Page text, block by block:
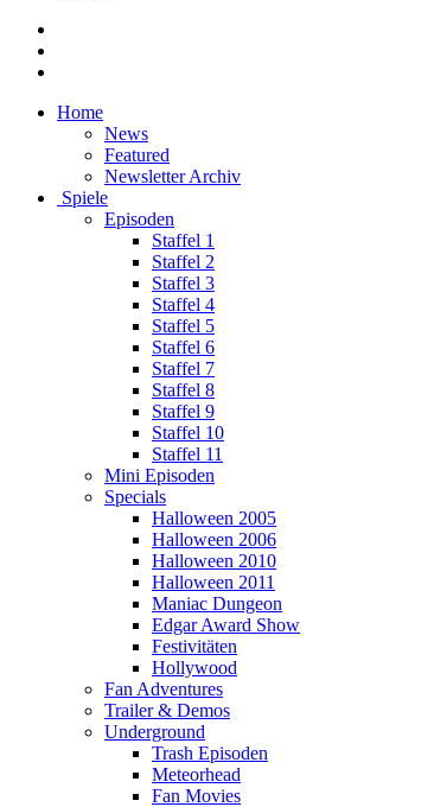
Home
News
Featured
Newsletter Archiv
Spiele
Episoden
Staffel 1
Staffel 2
Staffel 3
Staffel 4
Staffel 5
Staffel 6
Staffel 7
Staffel 8
Staffel 9
Staffel 10
Staffel 11
Mini Episoden
Specials
Halloween 2005
Halloween 2006
Halloween 2010
Halloween 2011
Maniac Dungeon
Edgar Award Show
Festivitäten
Hollywood
Fan Adventures
Trailer & Demos
Underground
Trash Episoden
Meteorhead
Fan Movies